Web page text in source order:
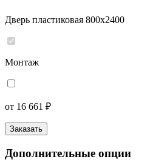
Дверь пластиковая 800x2400
Монтаж
от 16 661 ₽
Заказать
Дополнительные опции